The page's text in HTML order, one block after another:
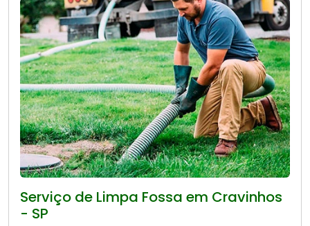
Serviço de Limpa Fossa em Cravinhos
- SP